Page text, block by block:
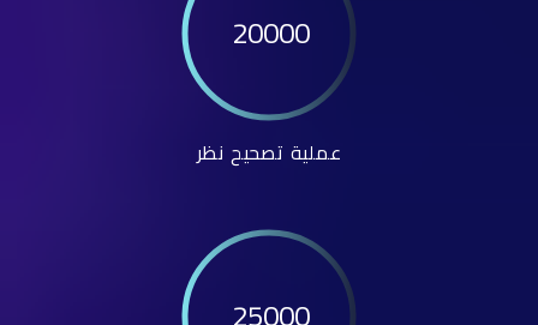
20000
عملية تصحيح نظر